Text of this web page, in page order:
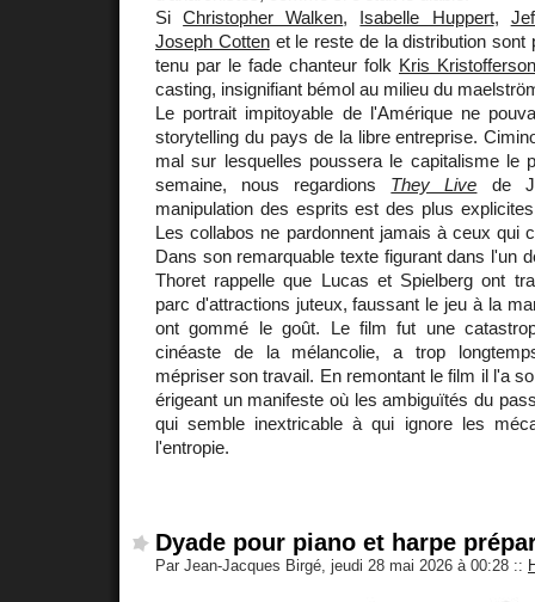
SiChristopher Walken, Isabelle Huppert,
Joseph Cottenet le reste de la distribution sont
tenu par le fade chanteur folk Kris Kristofferson
casting, insignifiant bémol au milieu du
Le portrait impitoyable de l'Amérique ne
storytelling du pays de la libre entreprise.
mal sur lesquelles poussera le capitalisme le
semaine, nous regardions They Live de
manipulation des esprits est des plus
Les collabos ne pardonnent jamais à ceux qui
Dans son remarquable texte figurant dans l'un
Thoret rappelle que Lucas et Spielberg ont
parc d'attractions juteux, faussant le jeu à la
ont gommé le goût. Le film fut une
cinéaste de la mélancolie, a trop
mépriser son travail. En remontant le film il l'a
érigeant un manifeste où les ambiguïtés du
qui semble inextricable à qui ignore les
l'entropie.
Dyade pour piano et harpe
Par Jean-Jacques Birgé, jeudi 28 mai 2026 à 00:28 ::